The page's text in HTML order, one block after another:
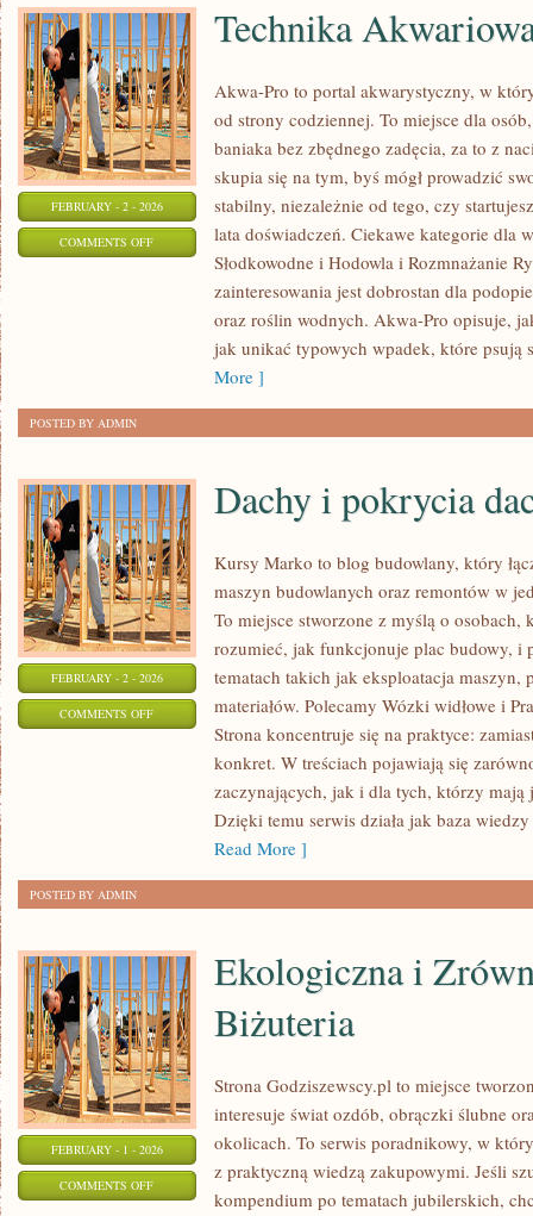
FEBRUARY - 2 - 2026
COMMENTS OFFON
AKWARIOWA
Technika
Akwa-Pro to portal akwarystyczny, w
od strony codziennej. To miejsce dla
baniaka bez zbędnego zadęcia, za to z
skupia się na tym, byś mógł prowadzić
stabilny, niezależnie od tego, czy
lata doświadczeń. Ciekawe kategorie dla
Słodkowodne i Hodowla i Rozmnażanie
zainteresowania jest dobrostan dla
oraz roślin wodnych. Akwa-Pro opisuje,
jak unikać typowych wpadek, które psują
More ]
POSTED BY ADMIN
FEBRUARY - 2 - 2026
COMMENTS OFFON
Dachy i pokrycia
Kursy Marko to blog budowlany, który
maszyn budowlanych oraz remontów w
To miejsce stworzone z myślą o osobach,
rozumieć, jak funkcjonuje plac budowy, i
tematach takich jak eksploatacja maszyn,
materiałów. Polecamy Wózki widłowe i
Strona koncentruje się na praktyce:
konkret. W treściach pojawiają się
zaczynających, jak i dla tych, którzy mają
Dzięki temu serwis działa jak baza
Read More ]
POSTED BY ADMIN
FEBRUARY - 1 - 2026
COMMENTS OFFON
Ekologiczna i
Biżuteria
Strona Godziszewscy.pl to miejsce
interesuje świat ozdób, obrączki ślubne
okolicach. To serwis poradnikowy, w
z praktyczną wiedzą zakupowymi. Jeśli
kompendium po tematach jubilerskich,